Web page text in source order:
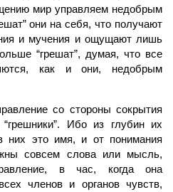
мир управляем недобрым
они на себя, что получают
и мучения и ощущают лишь
“грешат”, думая, что все
как и они, недобрым
со стороны сокрытия
Ибо из глубин их
них это имя, и от понимания
совсем слова или мысль,
в час, когда она
членов и органов чувств,